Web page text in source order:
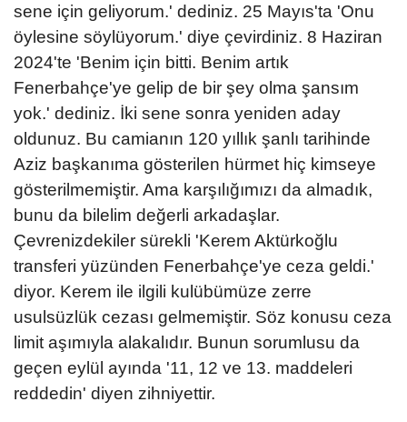
sene için geliyorum.' dediniz. 25 Mayıs'ta 'Onu
öylesine söylüyorum.' diye çevirdiniz. 8 Haziran
2024'te 'Benim için bitti. Benim artık
Fenerbahçe'ye gelip de bir şey olma şansım
yok.' dediniz. İki sene sonra yeniden aday
oldunuz. Bu camianın 120 yıllık şanlı tarihinde
Aziz başkanıma gösterilen hürmet hiç kimseye
gösterilmemiştir. Ama karşılığımızı da almadık,
bunu da bilelim değerli arkadaşlar.
Çevrenizdekiler sürekli 'Kerem Aktürkoğlu
transferi yüzünden Fenerbahçe'ye ceza geldi.'
diyor. Kerem ile ilgili kulübümüze zerre
usulsüzlük cezası gelmemiştir. Söz konusu ceza
limit aşımıyla alakalıdır. Bunun sorumlusu da
geçen eylül ayında '11, 12 ve 13. maddeleri
reddedin' diyen zihniyettir.